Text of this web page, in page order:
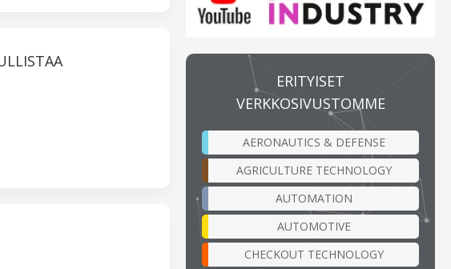
ERITYISET
VERKKOSIVUSTOMME
AERONAUTICS & DEFENSE
AGRICULTURE TECHNOLOGY
AUTOMATION
AUTOMOTIVE
CHECKOUT TECHNOLOGY